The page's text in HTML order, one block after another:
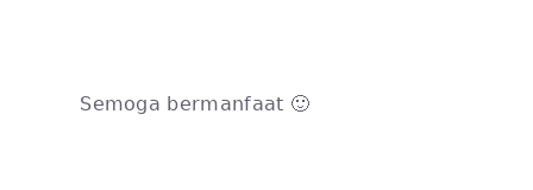
Semoga bermanfaat 🙂